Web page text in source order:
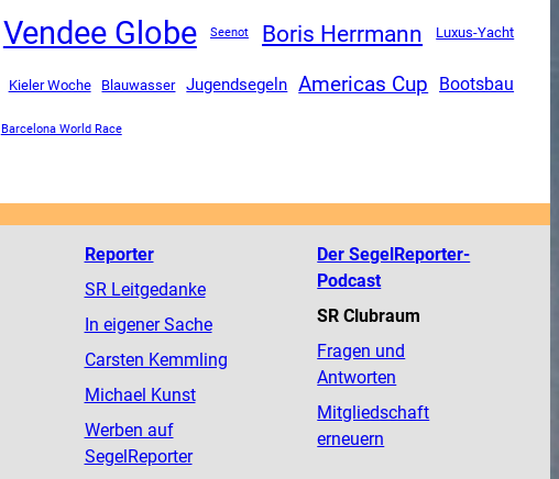
Vendee Globe Seenot Boris Herrmann Luxus-Yacht
Kieler Woche Blauwasser Jugendsegeln Americas Cup Bootsbau
Barcelona World Race
Reporter
SR Leitgedanke
In eigener Sache
Carsten Kemmling
Michael Kunst
Werben auf
SegelReporter
Der SegelReporter-
Podcast
SR Clubraum
Fragen und
Antworten
Mitgliedschaft
erneuern